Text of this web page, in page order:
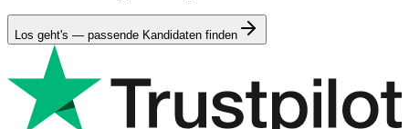
Los geht's — passende Kandidaten finden